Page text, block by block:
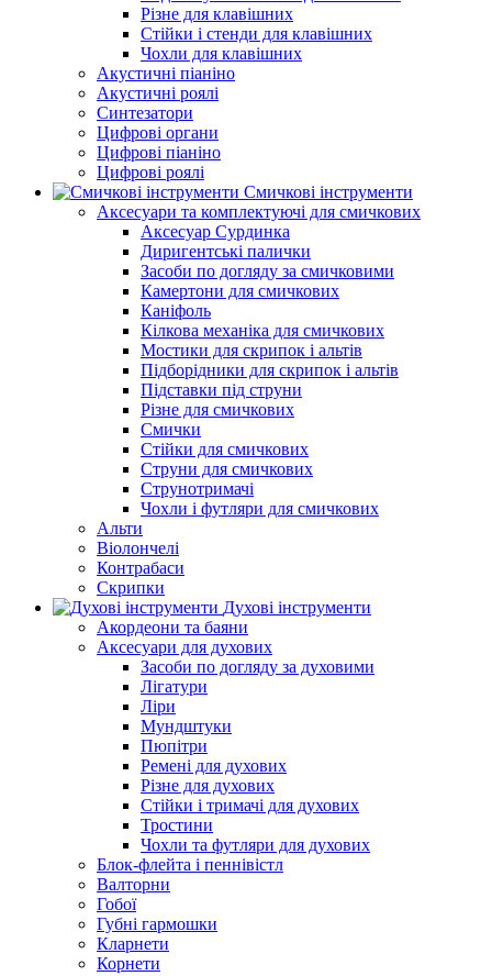
Різне для клавішних
Стійки і стенди для клавішних
Чохли для клавішних
Акустичні піаніно
Акустичні роялі
Синтезатори
Цифрові органи
Цифрові піаніно
Цифрові роялі
Смичкові інструменти
Аксесуари та комплектуючі для смичкових
Аксесуар Сурдинка
Диригентські палички
Засоби по догляду за смичковими
Камертони для смичкових
Каніфоль
Кілкова механіка для смичкових
Мостики для скрипок і альтів
Підборiдники для скрипок і альтів
Підставки під струни
Різне для смичкових
Смички
Стійки для смичкових
Струни для смичкових
Струнотримачі
Чохли і футляри для смичкових
Альти
Віолончелі
Контрабаси
Скрипки
Духові інструменти
Акордеони та баяни
Аксесуари для духових
Засоби по догляду за духовими
Лігатури
Ліри
Мундштуки
Пюпітри
Ремені для духових
Різне для духових
Стійки і тримачі для духових
Тростини
Чохли та футляри для духових
Блок-флейта і пеннівістл
Валторни
Гобої
Губні гармошки
Кларнети
Корнети